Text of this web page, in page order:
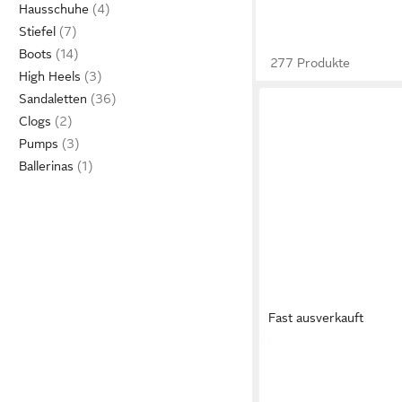
Hausschuhe
Stiefel
Boots
High Heels
Sandaletten
Clogs
Pumps
Ballerinas
277 Produkte
Fast ausverkauft